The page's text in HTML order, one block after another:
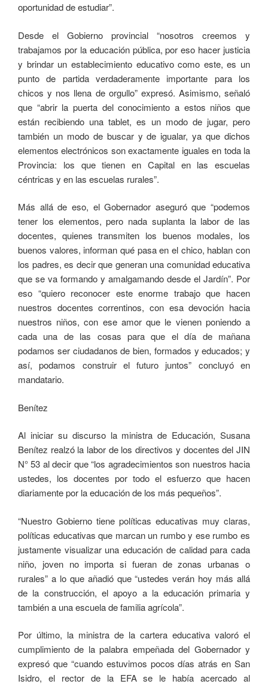
oportunidad de estudiar”.
Desde el Gobierno provincial “nosotros creemos y
trabajamos por la educación pública, por eso hacer justicia
y brindar un establecimiento educativo como este, es un
punto de partida verdaderamente importante para los
chicos y nos llena de orgullo” expresó. Asimismo, señaló
que “abrir la puerta del conocimiento a estos niños que
están recibiendo una tablet, es un modo de jugar, pero
también un modo de buscar y de igualar, ya que dichos
elementos electrónicos son exactamente iguales en toda la
Provincia: los que tienen en Capital en las escuelas
céntricas y en las escuelas rurales”.
Más allá de eso, el Gobernador aseguró que “podemos
tener los elementos, pero nada suplanta la labor de las
docentes, quienes transmiten los buenos modales, los
buenos valores, informan qué pasa en el chico, hablan con
los padres, es decir que generan una comunidad educativa
que se va formando y amalgamando desde el Jardín”. Por
eso “quiero reconocer este enorme trabajo que hacen
nuestros docentes correntinos, con esa devoción hacia
nuestros niños, con ese amor que le vienen poniendo a
cada una de las cosas para que el día de mañana
podamos ser ciudadanos de bien, formados y educados; y
así, podamos construir el futuro juntos” concluyó en
mandatario.
Benítez
Al iniciar su discurso la ministra de Educación, Susana
Benítez realzó la labor de los directivos y docentes del JIN
N° 53 al decir que “los agradecimientos son nuestros hacia
ustedes, los docentes por todo el esfuerzo que hacen
diariamente por la educación de los más pequeños”.
“Nuestro Gobierno tiene políticas educativas muy claras,
políticas educativas que marcan un rumbo y ese rumbo es
justamente visualizar una educación de calidad para cada
niño, joven no importa si fueran de zonas urbanas o
rurales” a lo que añadió que “ustedes verán hoy más allá
de la construcción, el apoyo a la educación primaria y
también a una escuela de familia agrícola”.
Por último, la ministra de la cartera educativa valoró el
cumplimiento de la palabra empeñada del Gobernador y
expresó que “cuando estuvimos pocos días atrás en San
Isidro, el rector de la EFA se le había acercado al